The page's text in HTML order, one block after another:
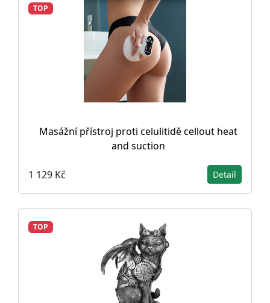
TOP
Masážní přístroj proti celulitidě cellout heat
and suction
1 129 Kč Detail
TOP